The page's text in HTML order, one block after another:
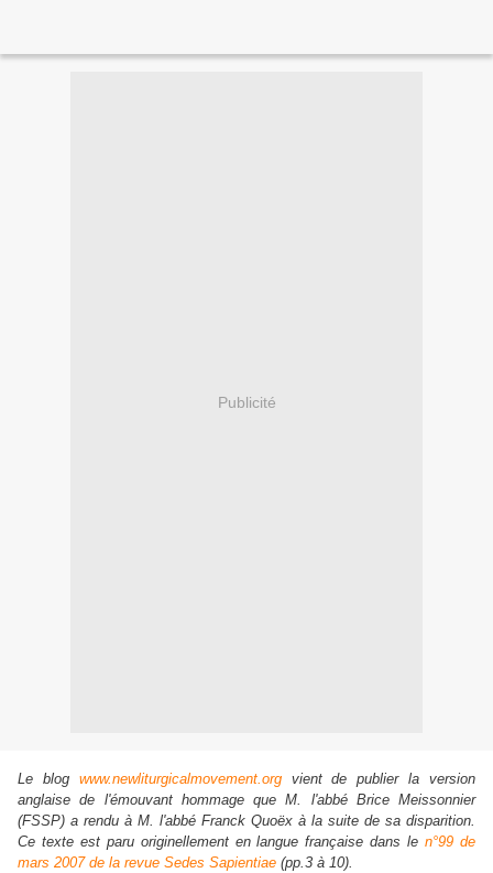
Publicité
Le blog www.newliturgicalmovement.orgvient de publier la version
anglaise de l'émouvant hommage que M. l'abbé Brice Meissonnier
(FSSP) a rendu à M. l'abbé Franck Quoëx à la suite de sa disparition.
Ce texte est paru originellement en langue française dans len°99 de
mars 2007 de la revue Sedes Sapientiae (pp.3 à 10).